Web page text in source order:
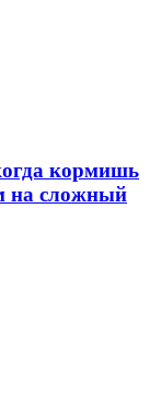
кормишь
на сложный